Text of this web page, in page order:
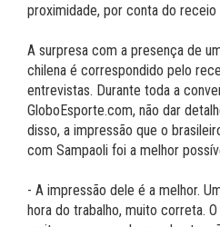
proximidade, por conta do receio
A surpresa com a presença de
chilena é correspondido pelo
entrevistas. Durante toda a
GloboEsporte.com, não dar
disso, a impressão que o
com Sampaoli foi a melhor
- A impressão dele é a melhor.
hora do trabalho, muito correta.